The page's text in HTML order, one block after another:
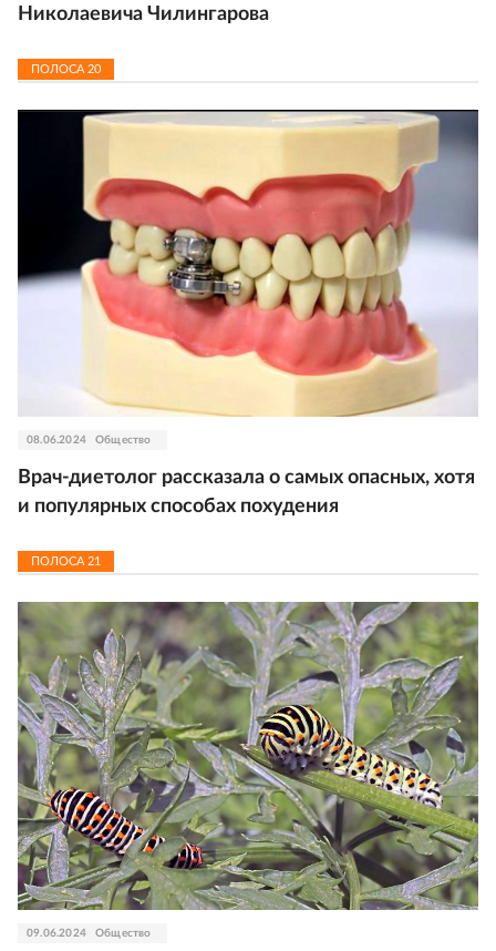
Николаевича Чилингарова
ПОЛОСА 20
08.06.2024 Общество
Врач-диетолог рассказала о самых опасных, хотя
и популярных способах похудения
ПОЛОСА21
09.06.2024 Общество